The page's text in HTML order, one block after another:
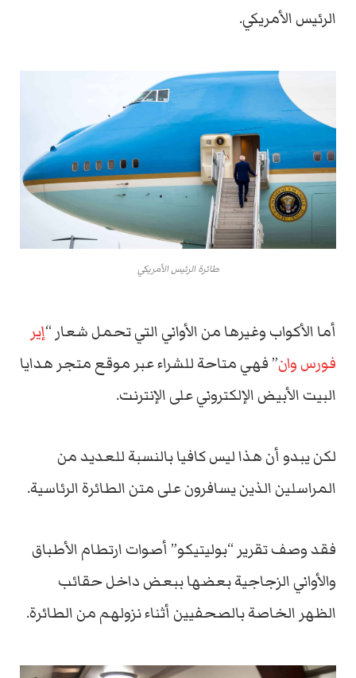
الرئيس الأمريكي.
طائرة الرئيس الأمريكي
أما الأكواب وغيرها من الأواني التي تحمل شعار “إير
فورس وان” فهي متاحة للشراء عبر موقع متجر هدايا
البيت الأبيض الإلكتروني على الإنترنت.
لكن يبدو أن هذا ليس كافيا بالنسبة للعديد من
المراسلين الذين يسافرون على متن الطائرة الرئاسية.
فقد وصف تقرير “بوليتيكو” أصوات ارتطام الأطباق
والأواني الزجاجية بعضها ببعض داخل حقائب
الظهر الخاصة بالصحفيين أثناء نزولهم من الطائرة.